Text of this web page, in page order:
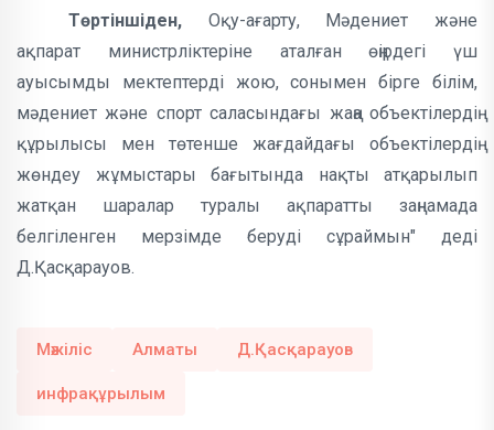
Төртіншіден, Оқу-ағарту, Мәдениет және
ақпарат министрліктеріне аталған өңірдегі үш
ауысымды мектептерді жою, сонымен бірге білім,
мәдениет және спорт саласындағы жаңа объектілердің
құрылысы мен төтенше жағдайдағы объектілердің
жөндеу жұмыстары бағытында нақты атқарылып
жатқан шаралар туралы ақпаратты заңнамада
белгіленген мерзімде беруді сұраймын" деді
Д.Қасқарауов.
Мәжіліс Алматы Д.Қасқарауов
инфрақұрылым